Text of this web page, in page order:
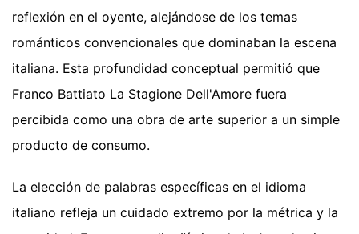
reflexión en el oyente, alejándose de los temas
románticos convencionales que dominaban la escena
italiana. Esta profundidad conceptual permitió que
Franco Battiato La Stagione Dell'Amore fuera
percibida como una obra de arte superior a un simple
producto de consumo.
La elección de palabras específicas en el idioma
italiano refleja un cuidado extremo por la métrica y la